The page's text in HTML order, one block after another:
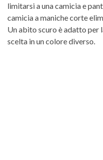
limitarsi a una camicia e
camicia a maniche corte
Un abito scuro è adatto per
scelta in un colore diverso.